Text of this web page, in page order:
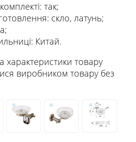
так;
скло, латунь;
Китай.
характеристики товару
виробником товару без